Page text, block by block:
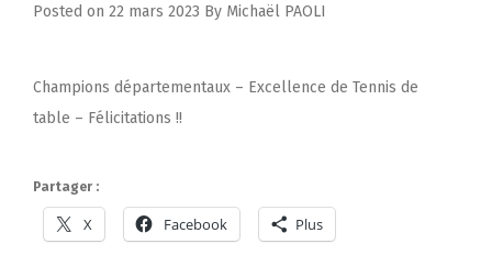
Posted on 22 mars 2023 By Michaël PAOLI
Champions départementaux – Excellence de Tennis de
table – Félicitations !!
Partager :
X Facebook Plus